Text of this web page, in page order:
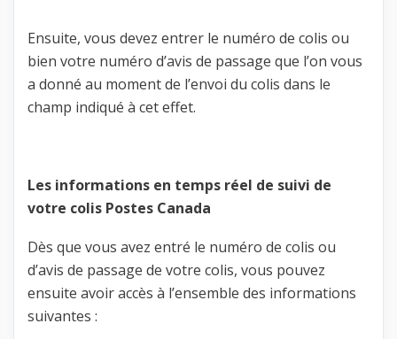
Ensuite, vous devez entrer le numéro de colis ou
bien votre numéro d’avis de passage que l’on vous
a donné au moment de l’envoi du colis dans le
champ indiqué à cet effet.
Les informations en temps réel de suivi de
votre colis Postes Canada
Dès que vous avez entré le numéro de colis ou
d’avis de passage de votre colis, vous pouvez
ensuite avoir accès à l’ensemble des informations
suivantes :